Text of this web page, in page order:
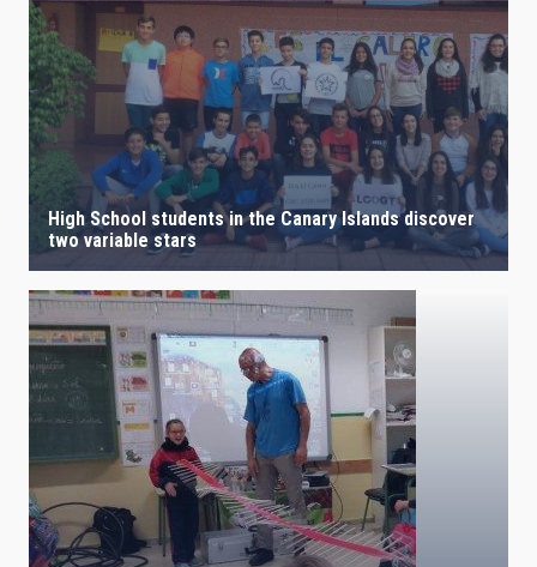
High School students in the Canary Islands discover
two variable stars